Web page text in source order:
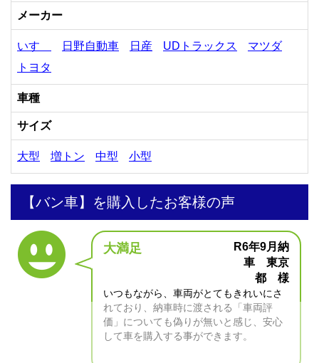
メーカー
いすゞ 日野自動車 日産 UDトラックス
マツダ
トヨタ
車種
サイズ
大型 増トン 中型 小型
【バン車】を購入したお客様の声
大満足
R6年9月納
車 東京
都 様
いつもながら、車両がとてもきれいにさ
れており、納車時に渡される「車両評
価」についても偽りが無いと感じ、安心
して車を購入する事ができます。